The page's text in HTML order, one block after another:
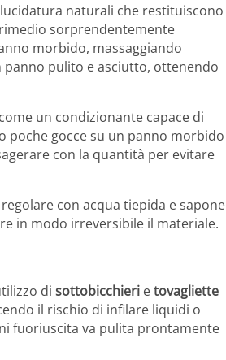
naturali che restituiscono
sorprendentemente
morbido, massaggiando
panno pulito e asciutto, ottenendo
un condizionante capace di
poche gocce su un panno morbido
con la quantità per evitare
con acqua tiepida e sapone
in modo irreversibile il materiale.
di sottobicchieri etovagliette
il rischio di infilare liquidi o
fuoriuscita va pulita prontamente